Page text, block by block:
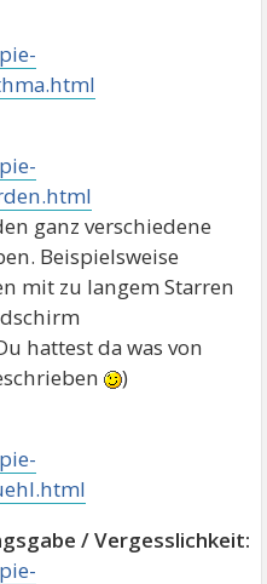
Vielleicht könnte Dir
zu verstehen, was in Dir
gelassener umgehen
ganz verschiedene
Beispielsweise
mit zu langem Starren
hattest da was von
)
/ Vergesslichkeit: